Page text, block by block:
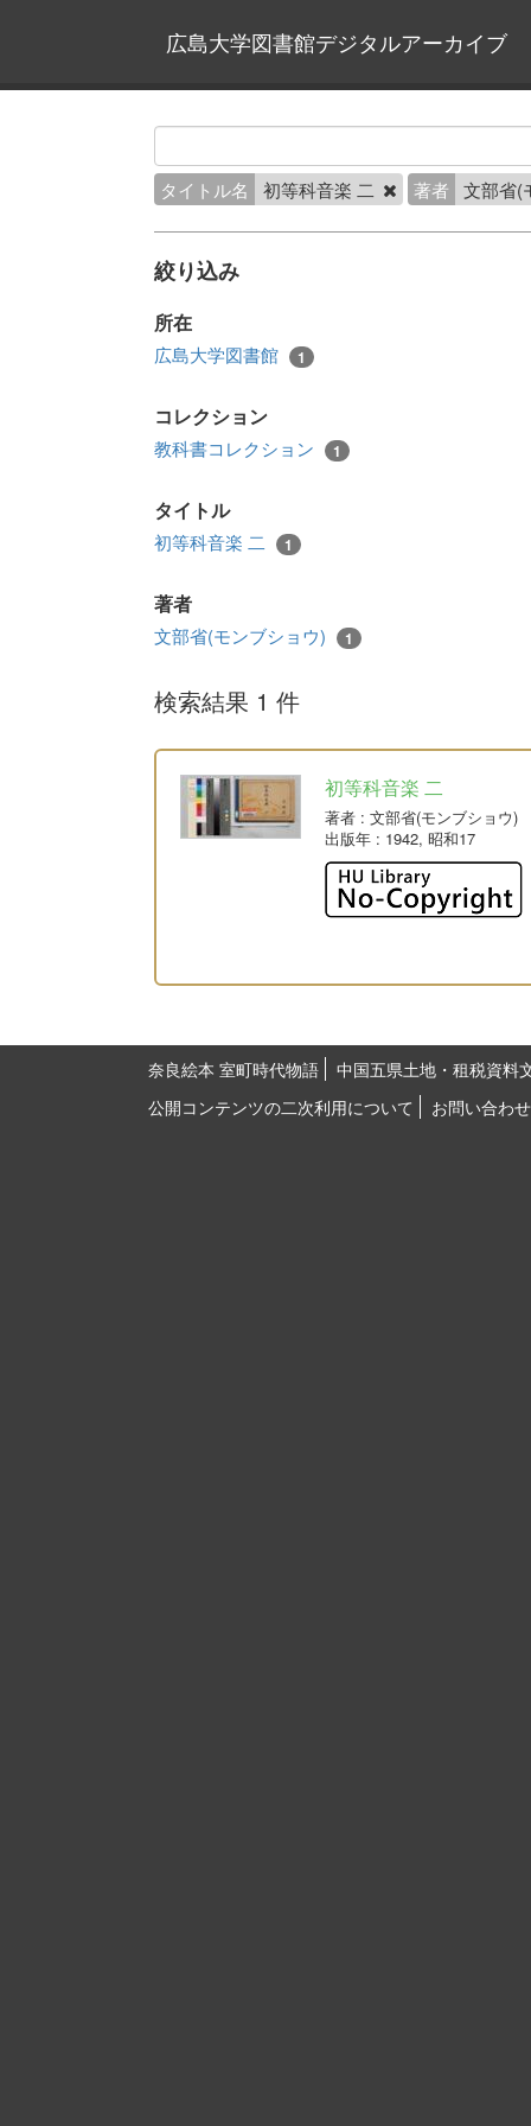
広島大学図書館デジタルアーカイブ
タイトル名 初等科音楽 二 著者 文部省(
絞り込み
所在
広島大学図書館 1
コレクション
教科書コレクション 1
タイトル
初等科音楽 二 1
著者
文部省(モンブショウ) 1
検索結果 1 件
初等科音楽 二
著者 : 文部省(モンブショウ)
出版年 : 1942, 昭和17
奈良絵本 室町時代物語
中国五県土地・租税資料
公開コンテンツの二次利用について
お問い合わせ